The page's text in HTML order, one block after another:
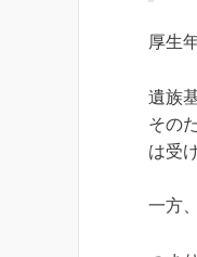
厚生
遺族
その
は受
一方